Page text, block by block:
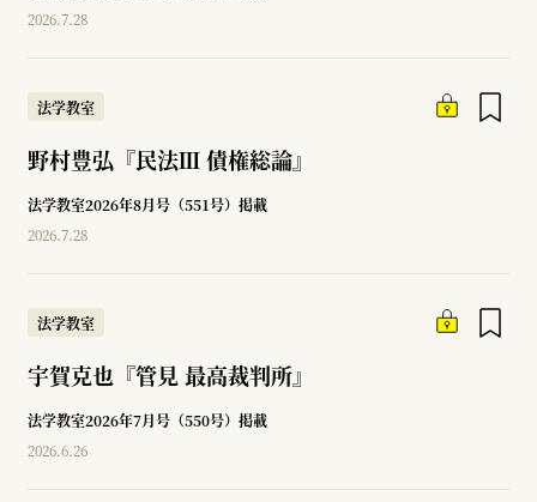
2026.7.28
法学教室
野村豊弘『民法Ⅲ 債権総論』
法学教室2026年8月号（551号）掲載
2026.7.28
法学教室
宇賀克也『管見 最高裁判所』
法学教室2026年7月号（550号）掲載
2026.6.26